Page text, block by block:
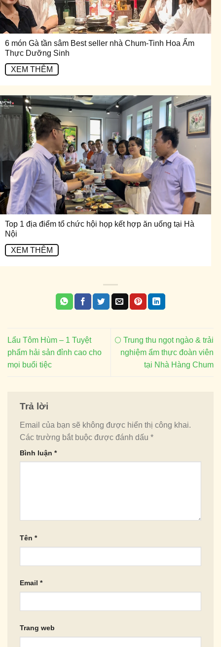
6 món Gà tần sâm Best seller nhà Chum-Tinh Hoa Ẩm
Thực Dưỡng Sinh
XEM THÊM
Top 1 địa điểm tổ chức hội họp kết hợp ăn uống tại Hà
Nội
XEM THÊM
Lẩu Tôm Hùm – 1 Tuyệt
phẩm hải sản đỉnh cao cho
mọi buổi tiệc
🌕 Trung thu ngọt ngào & trải
nghiệm ẩm thực đoàn viên
tại Nhà Hàng Chum
Trả lời
Email của bạn sẽ không được hiển thị công khai.
Các trường bắt buộc được đánh dấu *
Bình luận *
Tên *
Email *
Trang web